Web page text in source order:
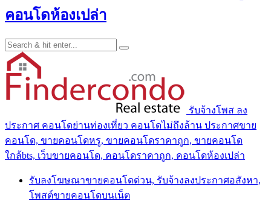
คอนโดห้องเปล่า
รับจ้างโพส ลง
ประกาศ คอนโดย่านท่องเที่ยว คอนโดไม่ถึงล้าน ประกาศขาย
คอนโด, ขายคอนโดหรู, ขายคอนโดราคาถูก, ขายคอนโด
ใกล้bts, เว็บขายคอนโด, คอนโดราคาถูก, คอนโดห้องเปล่า
รับลงโฆษณาขายคอนโดด่วน, รับจ้างลงประกาศอสังหา,
โพสต์ขายคอนโดบนเน็ต